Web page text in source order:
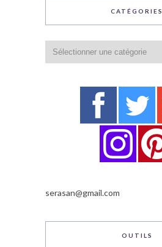
CATÉGORIES
serasan@gmail.com
OUTILS